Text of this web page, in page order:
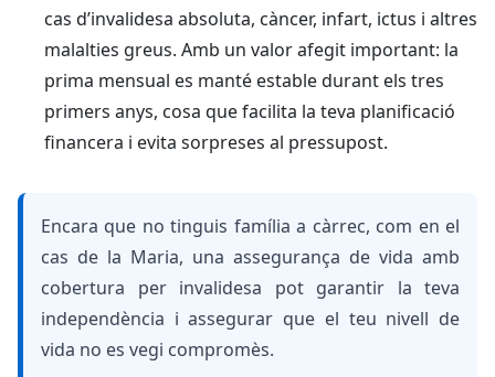
cas d’invalidesa absoluta, càncer, infart, ictus i altres
malalties greus. Amb un valor afegit important: la
prima mensual es manté estable durant els tres
primers anys, cosa que facilita la teva planificació
financera i evita sorpreses al pressupost.
Encara que no tinguis família a càrrec, com en el
cas de la Maria, una assegurança de vida amb
cobertura per invalidesa pot garantir la teva
independència i assegurar que el teu nivell de
vida no es vegi compromès.